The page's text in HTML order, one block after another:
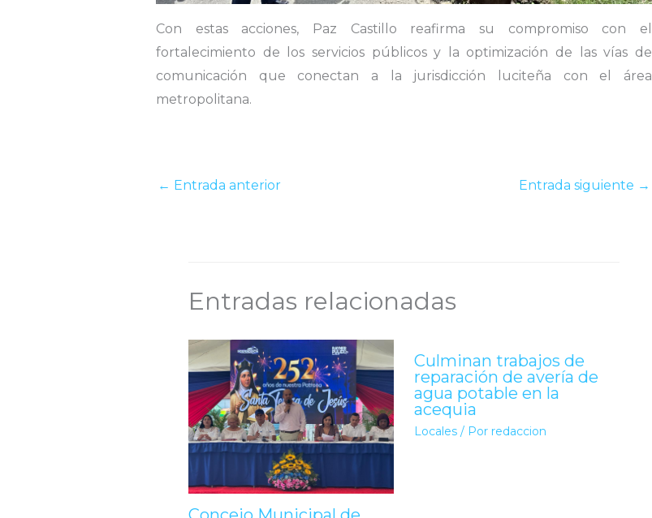
Con estas acciones, Paz Castillo reafirma su compromiso con el
fortalecimiento de los servicios públicos y la optimización de las vías de
comunicación que conectan a la jurisdicción luciteña con el área
metropolitana.
← Entrada anterior Entrada siguiente →
Entradas relacionadas
Culminan trabajos de
reparación de avería de
agua potable en la
acequia
Locales / Por redaccion